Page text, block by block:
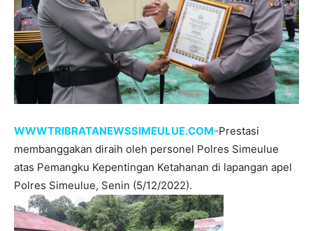
WWWTRIBRATANEWSSIMEULUE.COM-Prestasi
membanggakan diraih oleh personel Polres Simeulue
atas Pemangku Kepentingan Ketahanan di lapangan apel
Polres Simeulue, Senin (5/12/2022).